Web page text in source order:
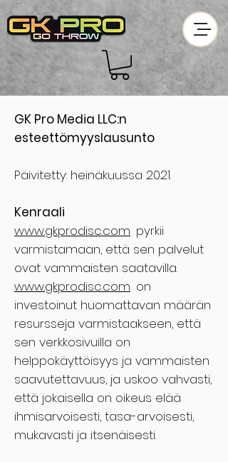
GK Pro Media LLC:n
esteettömyyslausunto
Päivitetty: heinäkuussa 2021.
Kenraali
www.gkprodisc.com pyrkii
varmistamaan, että sen palvelut
ovat vammaisten saatavilla.
www.gkprodisc.com on
investoinut huomattavan määrän
resursseja varmistaakseen, että
sen verkkosivuilla on
helppokäyttöisyys ja vammaisten
saavutettavuus, ja uskoo vahvasti,
että jokaisella on oikeus elää
ihmisarvoisesti, tasa-arvoisesti,
mukavasti ja itsenäisesti.